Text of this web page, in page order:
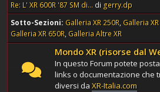
Re: L' XR 600R '87 SM di... di gerry.dp
Sotto-Sezioni Galleria XR 250R Galleria
Galleria XR 650R Galleria Altre XR
Mondo XR (risorse dal
In questo Forum potete
links o documentazione che
diversi da XR-Italia.com